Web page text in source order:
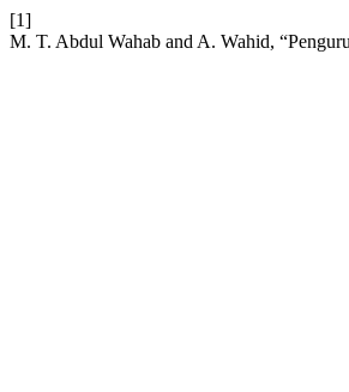
[1]
M. T. Abdul Wahab and A. Wahid,